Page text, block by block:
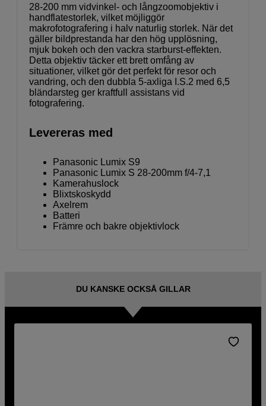
28-200 mm vidvinkel- och långzoomobjektiv i
handflatestorlek, vilket möjliggör
makrofotografering i halv naturlig storlek. När det
gäller bildprestanda har den hög upplösning,
mjuk bokeh och den vackra starburst-effekten.
Detta objektiv täcker ett brett omfång av
situationer, vilket gör det perfekt för resor och
vandring, och den dubbla 5-axliga I.S.2 med 6,5
bländarsteg ger kraftfull assistans vid
fotografering.
Levereras med
Panasonic Lumix S9
Panasonic Lumix S 28-200mm f/4-7,1
Kamerahuslock
Blixtskoskydd
Axelrem
Batteri
Främre och bakre objektivlock
DU KANSKE OCKSÅ GILLAR